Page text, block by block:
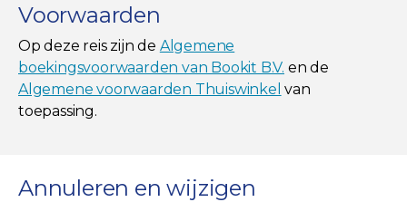
Voorwaarden
Op deze reis zijn de Algemene
boekingsvoorwaarden van Bookit B.V. en de
Algemene voorwaarden Thuiswinkel van
toepassing.
Annuleren en wijzigen